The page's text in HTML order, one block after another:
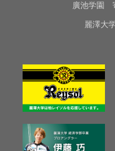
廣池学園
麗澤大